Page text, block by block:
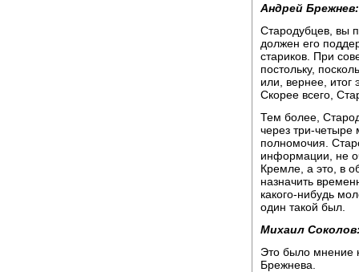
Андрей Брежнев:
Стародубцев, вы
должен его
стариков. При
постольку,
или, вернее, итог
Скорее всего,
Тем более,
через три-
полномочия.
информации, не
Кремле, а это, в
назначить
какого-нибудь
один такой был.
Михаил
Это было мнение
Брежнева.